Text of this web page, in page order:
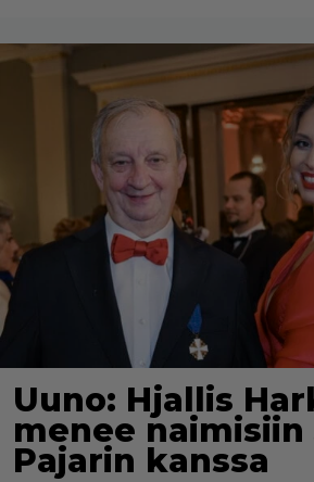
Uuno: Hjallis
menee naimisiin
Pajarin kanssa